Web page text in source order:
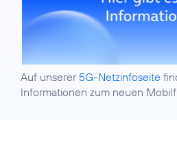
Auf unserer 5G-Netzinfoseite
Informationen zum neuen